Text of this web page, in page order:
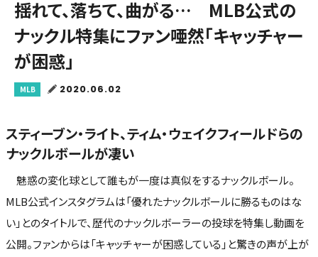
揺れて、落ちて、曲がる… MLB公式の
ナックル特集にファン唖然「キャッチャー
が困惑」
MLB 2020.06.02
スティーブン・ライト、ティム・ウェイクフィールドらの
ナックルボールが凄い
魅惑の変化球として誰もが一度は真似をするナックルボール。
MLB公式インスタグラムは「優れたナックルボールに勝るものはな
い」とのタイトルで、歴代のナックルボーラーの投球を特集し動画を
公開。ファンからは「キャッチャーが困惑している」と驚きの声が上が